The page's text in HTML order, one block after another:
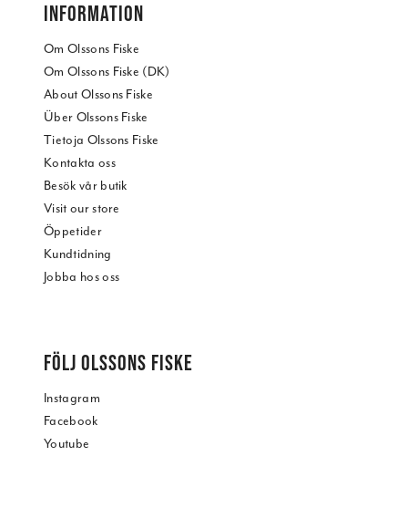
INFORMATION
Om Olssons Fiske
Om Olssons Fiske (DK)
About Olssons Fiske
Über Olssons Fiske
Tietoja Olssons Fiske
Kontakta oss
Besök vår butik
Visit our store
Öppetider
Kundtidning
Jobba hos oss
FÖLJ OLSSONS FISKE
Instagram
Facebook
Youtube